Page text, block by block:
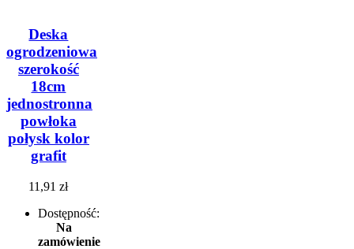
Deska
ogrodzeniowa
szerokość
18cm
jednostronna
powłoka
połysk kolor
grafit
11,91 zł
Dostępność:
Na
zamówienie